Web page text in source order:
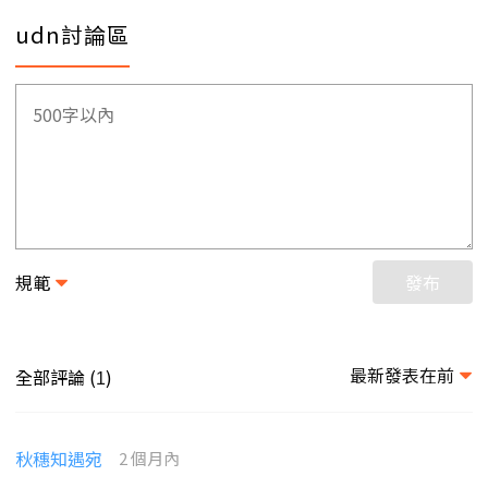
udn討論區
規範 發布
全部評論 (1) 最新發表在前
秋穗知遇宛 2 個月內